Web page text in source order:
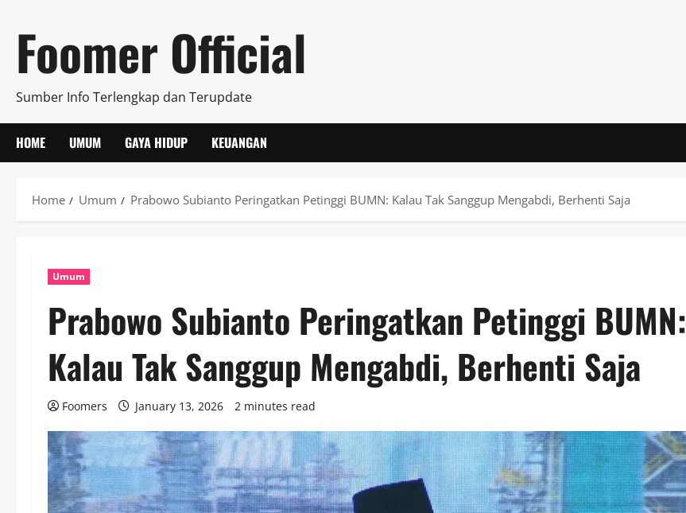
content
Foomer Official
Sumber Info Terlengkap dan Terupdate
HOME UMUM GAYA HIDUP KEUANGAN
Home Umum Prabowo Subianto Peringatkan Petinggi BUMN: Kalau Tak Sanggup Mengabdi, Berhenti Saja
Umum
Prabowo Subianto Peringatkan Petinggi BUMN:
Kalau Tak Sanggup Mengabdi, Berhenti Saja
Foomers January 13, 2026 2 minutes read